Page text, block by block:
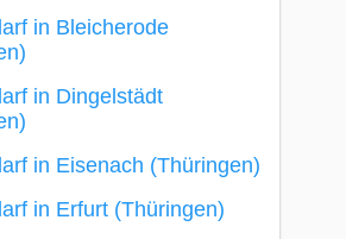
in Bleicherode
in Dingelstädt
in Eisenach (Thüringen)
in Erfurt (Thüringen)